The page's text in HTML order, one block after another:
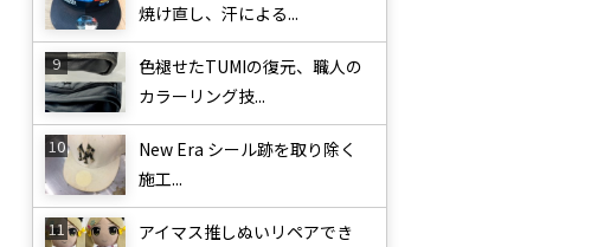
焼け直し、汗による...
色褪せたTUMIの復元、職人の
カラーリング技...
New Era シール跡を取り除く
施工...
アイマス推しぬいリペアでき